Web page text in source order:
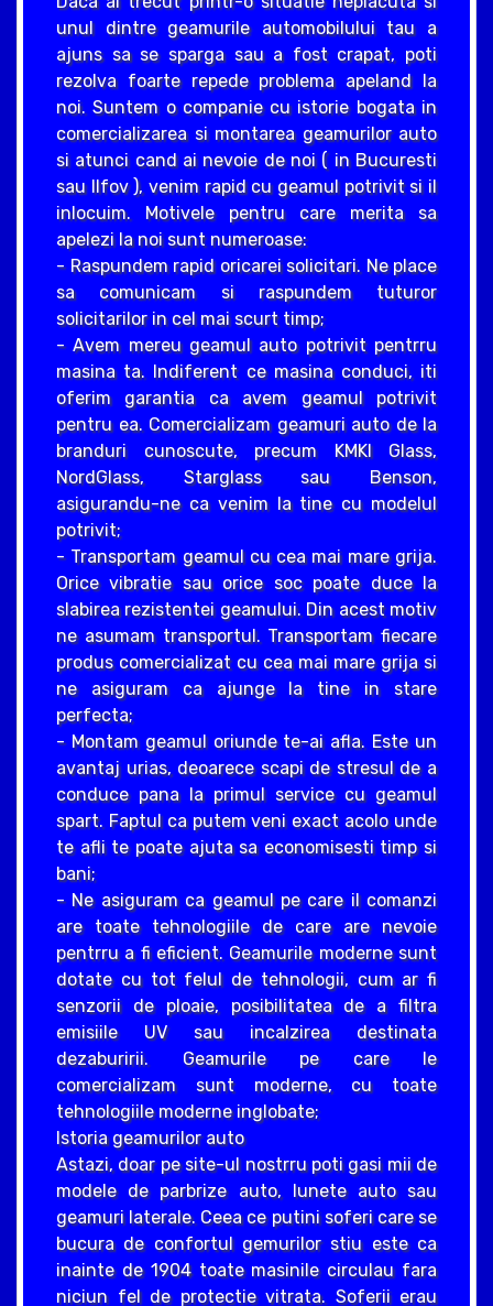
unul dintre geamurile automobilului tau a
ajuns sa se sparga sau a fost crapat, poti
rezolva foarte repede problema apeland la
noi. Suntem o companie cu istorie bogata in
comercializarea si montarea geamurilor auto
si atunci cand ai nevoie de noi ( in Bucuresti
sau Ilfov ), venim rapid cu geamul potrivit si il
inlocuim. Motivele pentru care merita sa
apelezi la noi sunt numeroase:
- Raspundem rapid oricarei solicitari. Ne place
sa comunicam si raspundem tuturor
solicitarilor in cel mai scurt timp;
- Avem mereu geamul auto potrivit pentrru
masina ta. Indiferent ce masina conduci, iti
oferim garantia ca avem geamul potrivit
pentru ea. Comercializam geamuri auto de la
branduri cunoscute, precum KMKI Glass,
NordGlass, Starglass sau Benson,
asigurandu-ne ca venim la tine cu modelul
potrivit;
- Transportam geamul cu cea mai mare grija.
Orice vibratie sau orice soc poate duce la
slabirea rezistentei geamului. Din acest motiv
ne asumam transportul. Transportam fiecare
produs comercializat cu cea mai mare grija si
ne asiguram ca ajunge la tine in stare
perfecta;
- Montam geamul oriunde te-ai afla. Este un
avantaj urias, deoarece scapi de stresul de a
conduce pana la primul service cu geamul
spart. Faptul ca putem veni exact acolo unde
te afli te poate ajuta sa economisesti timp si
bani;
- Ne asiguram ca geamul pe care il comanzi
are toate tehnologiile de care are nevoie
pentrru a fi eficient. Geamurile moderne sunt
dotate cu tot felul de tehnologii, cum ar fi
senzorii de ploaie, posibilitatea de a filtra
emisiile UV sau incalzirea destinata
dezaburirii. Geamurile pe care le
comercializam sunt moderne, cu toate
tehnologiile moderne inglobate;
Istoria geamurilor auto
Astazi, doar pe site-ul nostrru poti gasi mii de
modele de parbrize auto, lunete auto sau
geamuri laterale. Ceea ce putini soferi care se
bucura de confortul gemurilor stiu este ca
inainte de 1904 toate masinile circulau fara
niciun fel de protectie vitrata. Soferii erau